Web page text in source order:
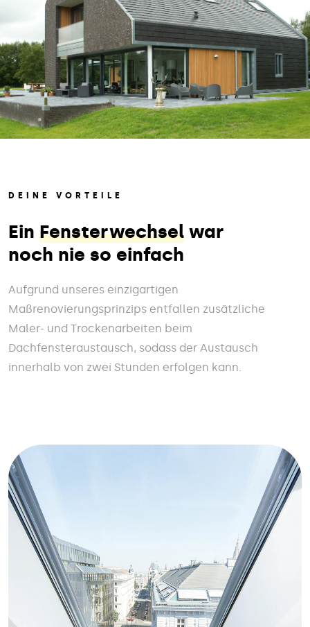
DEINE VORTEILE
Ein Fensterwechsel war
noch nie so einfach
Aufgrund unseres einzigartigen
Maßrenovierungsprinzips entfallen zusätzliche
Maler- und Trockenarbeiten beim
Dachfensteraustausch, sodass der Austausch
innerhalb von zwei Stunden erfolgen kann.